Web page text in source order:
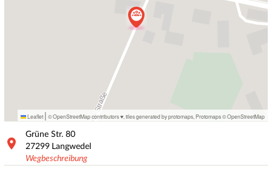
Leaflet | © OpenStreetMap contributors ♥, tiles generated by protomaps Protomaps©OpenStreetMap
Grüne Str. 80
27299 Langwedel
Wegbeschreibung